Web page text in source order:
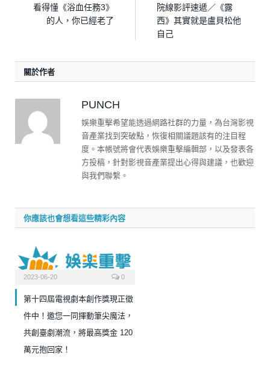
看得懂《浴血任務3》
的人，你已經老了
院線影評速遞／《露
西》其實就是盧貝松他
自己
關於作者
PUNCH
娛樂重擊希望能透過網路社群的力量，為台灣影視
音產業找到突破點，恢復相關議題該有的注目程
度。本帳號將會代表娛樂重擊編輯部，以及發表各
方投稿，針對影視音產業提出心得與建議，也歡迎
與我們聯繫。
你應該也會想看這些精彩內容
2023-06-20 0
第十四屆電視劇本創作獎現正徵
件中！邀您一同揮動筆尖魔法，
共創臺劇潮流，將最高獎金 120
萬元抱回家！